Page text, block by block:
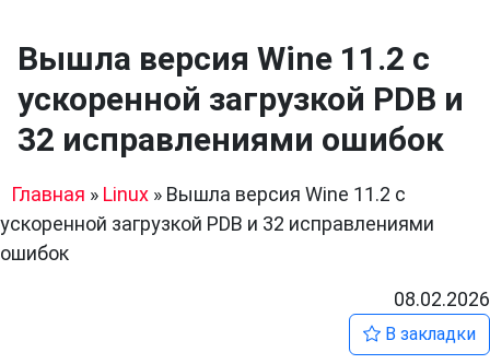
Вышла версия Wine 11.2 с
ускоренной загрузкой PDB и
32 исправлениями ошибок
Главная » Linux » Вышла версия Wine 11.2 с
ускоренной загрузкой PDB и 32 исправлениями
ошибок
08.02.2026
В закладки